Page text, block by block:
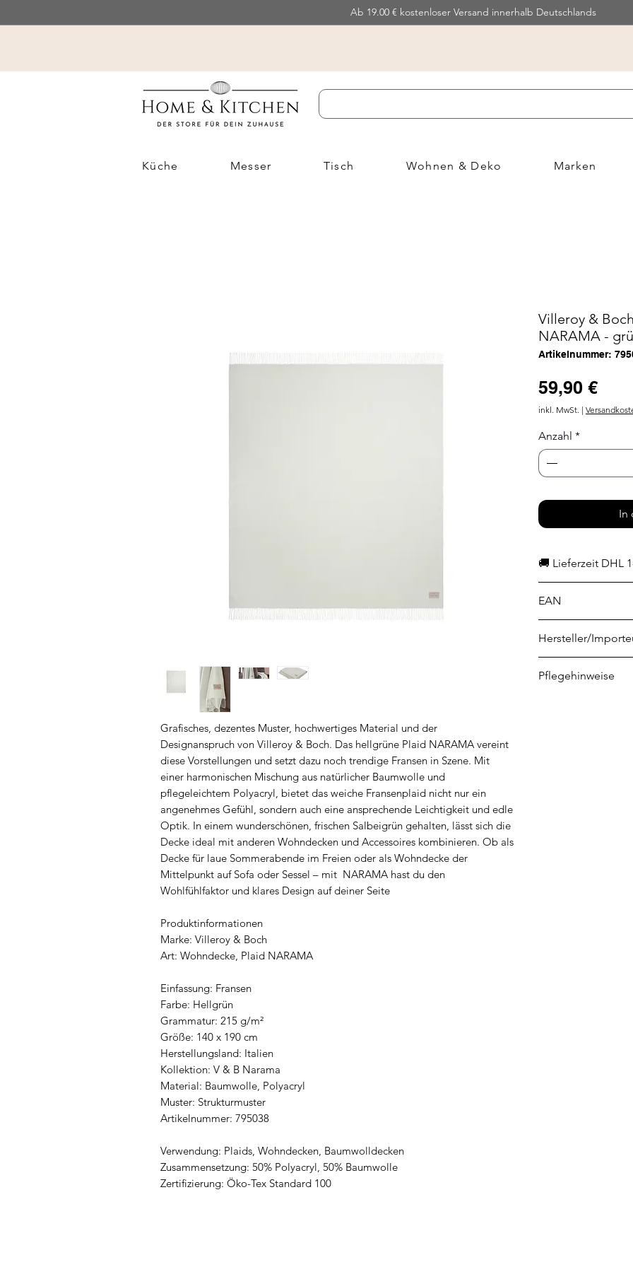
Ab 19.00 € kostenloser Versand innerhalb Deutschlands
Küche Messer Tisch Wohnen & Deko Marken
Grafisches, dezentes Muster, hochwertiges Material und der
Designanspruch von Villeroy & Boch. Das hellgrüne Plaid NARAMA vereint
diese Vorstellungen und setzt dazu noch trendige Fransen in Szene. Mit
einer harmonischen Mischung aus natürlicher Baumwolle und
pflegeleichtem Polyacryl, bietet das weiche Fransenplaid nicht nur ein
angenehmes Gefühl, sondern auch eine ansprechende Leichtigkeit und edle
Optik. In einem wunderschönen, frischen Salbeigrün gehalten, lässt sich die
Decke ideal mit anderen Wohndecken und Accessoires kombinieren. Ob als
Decke für laue Sommerabende im Freien oder als Wohndecke der
Mittelpunkt auf Sofa oder Sessel – mit NARAMA hast du den
Wohlfühlfaktor und klares Design auf deiner Seite
Produktinformationen
Marke: Villeroy & Boch
Art: Wohndecke, Plaid NARAMA
Einfassung: Fransen
Farbe: Hellgrün
Grammatur: 215 g/m²
Größe: 140 x 190 cm
Herstellungsland: Italien
Kollektion: V & B Narama
Material: Baumwolle, Polyacryl
Muster: Strukturmuster
Artikelnummer: 795038
Verwendung: Plaids, Wohndecken, Baumwolldecken
Zusammensetzung: 50% Polyacryl, 50% Baumwolle
Zertifizierung: Öko-Tex Standard 100
Villeroy &
NARAMA -
Artikelnummer:
59,90 €Preis
inkl. MwSt. |
Anzahl *
In
🚚 Lieferzeit DHL
EAN
Hersteller/
Biederlackstr. 21
Pflegehinweise